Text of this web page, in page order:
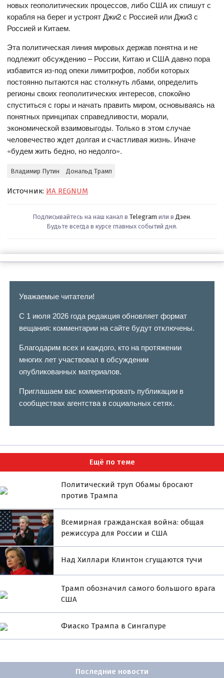
новых геополитических процессов, либо США их спишут с
корабля на берег и устроят Джи2 с Россией или Джи3 с
Россией и Китаем.
Эта политическая линия мировых держав понятна и не
подлежит обсуждению – России, Китаю и США давно пора
избавится из-под опеки лимитрофов, лобби которых
постоянно пытаются нас столкнуть лбами, определить
регионы своих геополитических интересов, спокойно
спуститься с горы и начать править миром, основываясь на
понятных принципах справедливости, морали,
экономической взаимовыгоды. Только в этом случае
человечество ждет долгая и счастливая жизнь. Иначе
«будем жить бедно, но недолго».
Владимир Путин Дональд Трамп
Источник: ИА REGNUM
Подписывайтесь на наш канал в Telegram или в Дзен.
Будьте всегда в курсе главных событий дня.
Уважаемые читатели!
С 1 июля 2026 года редакция обновляет формат
вещания: комментарии на сайте будут отключены.
Благодарим всех и каждого, кто на протяжении
многих лет участвовал в обсуждении
опубликованных материалов.
Приглашаем вас комментировать публикации в
сообществах агентства в социальных сетях.
Ещё по теме
Политический труп Обамы бросают
против Трампа
Всемирная гражданская война: общая
режиссура для России и США
Над Хиллари Клинтон сгущаются тучи
Трамп обозначил самого большого врага
США
Фиаско Трампа в Сингапуре
Последние новости